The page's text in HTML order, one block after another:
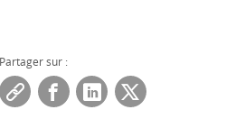
Partager sur :